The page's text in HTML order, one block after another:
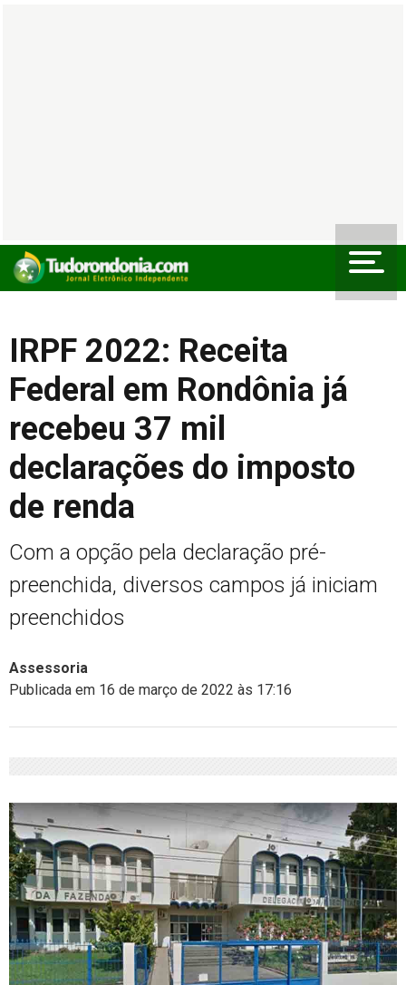
IRPF 2022: Receita
Federal em Rondônia já
recebeu 37 mil
declarações do imposto
de renda
Com a opção pela declaração pré-
preenchida, diversos campos já iniciam
preenchidos
Assessoria
Publicada em 16 de março de 2022 às 17:16